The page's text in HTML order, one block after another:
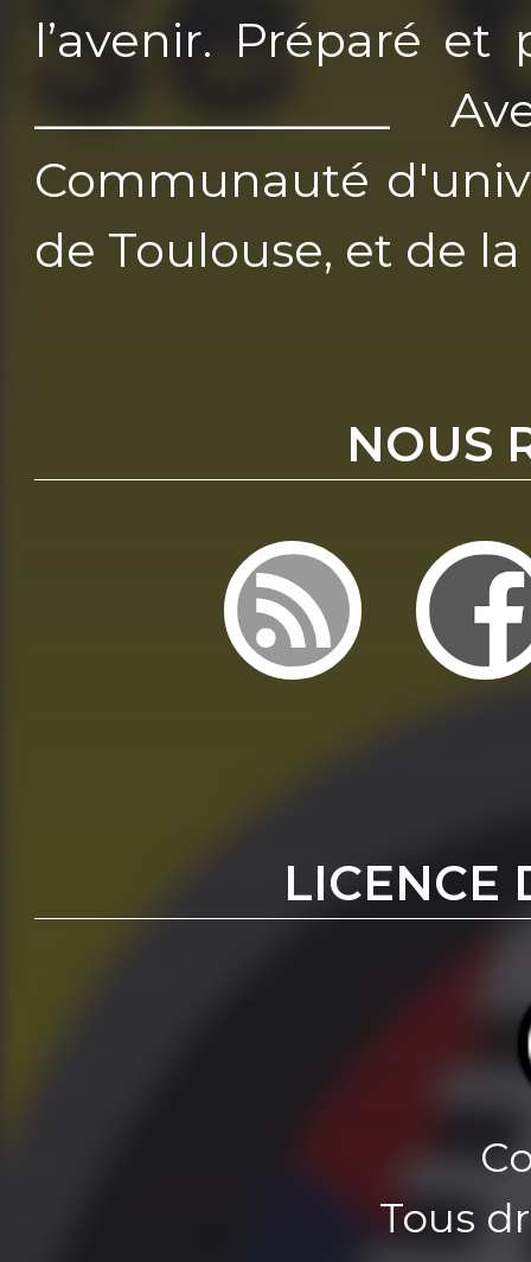
l’avenir. Préparé
Communauté
de Toulouse, et de
NOUS
LICENCE
Tous